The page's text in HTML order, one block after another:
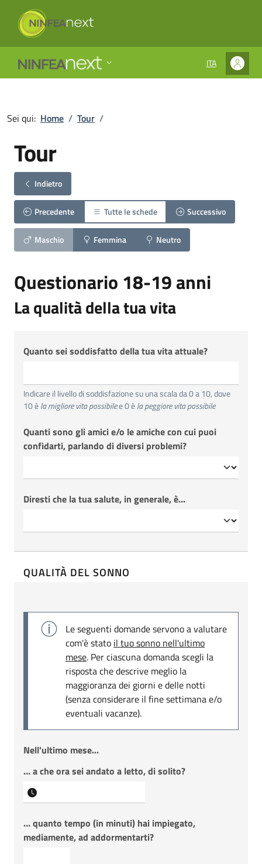
SELEZIONE
ITA
Sei qui: Home / Tour /
Tour
Indietro
Precedente Tutte le schede Successivo
Maschio Femmina Neutro
Questionario 18-19 anni
La qualità della tua vita
Quanto sei soddisfatto della tua vita attuale?
Indicare il livello di soddisfazione su una scala da 0 a 10, dove
10 èla migliore vita possibilee 0 èla peggiore vita possibile
Quanti sono gli amici e/o le amiche con cui puoi
confidarti, parlando di diversi problemi?
Diresti che la tua salute, in generale, è...
QUALITÀ DEL SONNO
Le seguenti domande servono a valutare
com'è stato il tuo sonno nell'ultimo
mese. Per ciascuna domanda scegli la
risposta che descrive meglio la
maggioranza dei giorni e delle notti
(senza considerare il fine settimana e/o
eventuali vacanze).
Nell'ultimo mese...
... a che ora sei andato a letto, di solito?
... quanto tempo (in minuti) hai impiegato,
mediamente, ad addormentarti?